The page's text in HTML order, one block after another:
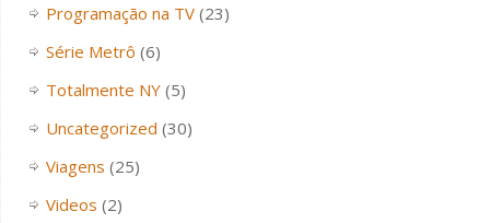
Programação na TV(23)
Série Metrô (6)
Totalmente NY(5)
Uncategorized (30)
Viagens (25)
Videos (2)